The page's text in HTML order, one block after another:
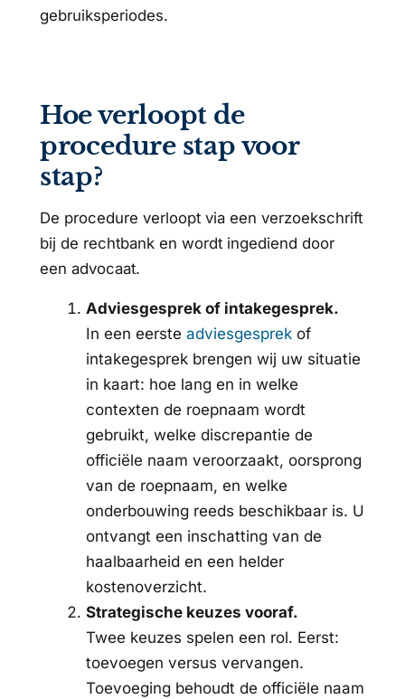
gebruiksperiodes.
Hoe verloopt de
procedure stap voor
stap?
De procedure verloopt via een verzoekschrift
bij de rechtbank en wordt ingediend door
een advocaat.
Adviesgesprek of intakegesprek.
In een eerste adviesgesprekof
intakegesprek brengen wij uw situatie
in kaart: hoe lang en in welke
contexten de roepnaam wordt
gebruikt, welke discrepantie de
officiële naam veroorzaakt, oorsprong
van de roepnaam, en welke
onderbouwing reeds beschikbaar is. U
ontvangt een inschatting van de
haalbaarheid en een helder
kostenoverzicht.
Strategische keuzes vooraf.
Twee keuzes spelen een rol. Eerst:
toevoegen versus vervangen.
Toevoeging behoudt de officiële naam